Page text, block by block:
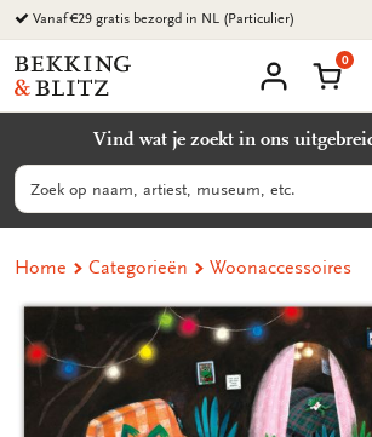
Ga
naar
content
Vanaf €29 gratis bezorgd in NL (Particulier)
Bekking
&
B.V.
account
0
Vind wat je zoekt in ons
Zoeken
Home Categorieën Woonaccessoires